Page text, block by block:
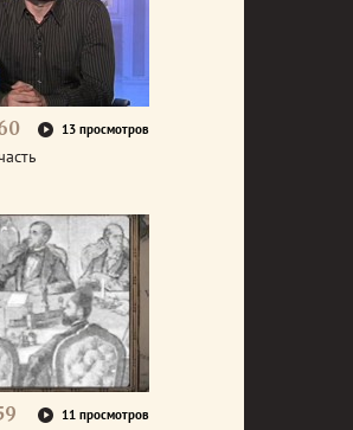
13 просмотров
11 просмотров